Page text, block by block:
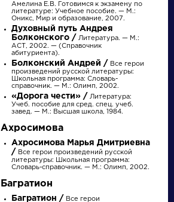
произведения
персонажи
Амелина Е.В. Готовимся к экзамену по
литературе: Учебное пособие. — М.:
Оникс, Мир и образование, 2007.
Духовный путь Андрея
Болконского / Литература. — М.:
АСТ, 2002. — (Справочник
абитуриента).
Болконский Андрей / Все герои
произведений русской литературы:
Школьная программа: Словарь-
справочник. — М.: Олимп, 2002.
«Дорога чести» / Литература:
Учеб. пособие для сред. спец. учеб.
завед. — М.: Высшая школа, 1984.
Ахросимова
Ахросимова Марья Дмитриевна
/ Все герои произведений русской
литературы: Школьная программа:
Словарь-справочник. — М.: Олимп, 2002.
Багратион
Багратион / Все герои